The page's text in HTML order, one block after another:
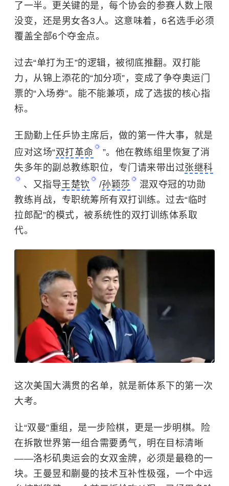
了一半。更关键的是，每个协会的参赛人数上限
没变，还是男女各3人。这意味着，6名选手必须
覆盖全部6个夺金点。
过去“单打为王”的逻辑，被彻底推翻。双打能
力，从锦上添花的“加分项”，变成了争夺奥运门
票的“入场券”。能不能兼项，成了选拔的核心指
标。
王励勤上任乒协主席后，做的第一件大事，就是
应对这场“双打革命
”。他在教练组里恢复了消
失多年的副总教练职位，专门请来带出过张继科
、又指导王楚钦 /孙颖莎
混双夺冠的功勋
教练肖战，专职统筹所有双打训练。过去“临时
拉郎配”的模式，被系统性的双打训练体系取
代。
这次美国大满贯的名单，就是新体系下的第一次
大考。
让“双曼”重组，是一步险棋，更是一步明棋。险
在拆散世界第一组合需要勇气，明在目标清晰
——洛杉矶奥运会的女双金牌，必须是最稳的一
块。王曼昱和蒯曼的技术互补性极强，一个中远